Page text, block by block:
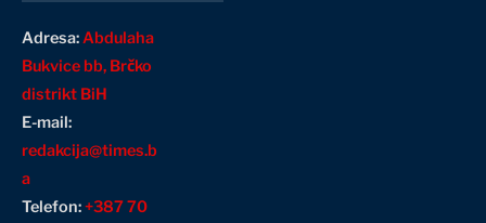
Adresa:Abdulaha
Bukvice bb, Brčko
distrikt BiH
E-mail:
redakcija@times.b
a
Telefon:+387 70